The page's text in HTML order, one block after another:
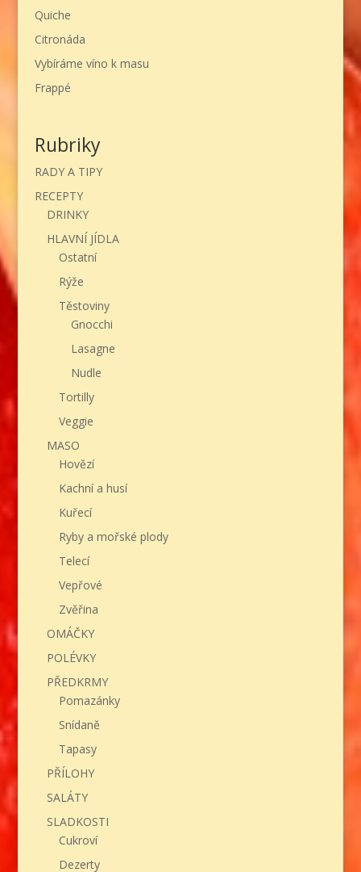
Quiche
Citronáda
Vybíráme víno k masu
Frappé
Rubriky
RADY A TIPY
RECEPTY
DRINKY
HLAVNÍ JÍDLA
Ostatní
Rýže
Těstoviny
Gnocchi
Lasagne
Nudle
Tortilly
Veggie
MASO
Hovězí
Kachní a husí
Kuřecí
Ryby a mořské plody
Telecí
Vepřové
Zvěřina
OMÁČKY
POLÉVKY
PŘEDKRMY
Pomazánky
Snídaně
Tapasy
PŘÍLOHY
SALÁTY
SLADKOSTI
Cukroví
Dezerty